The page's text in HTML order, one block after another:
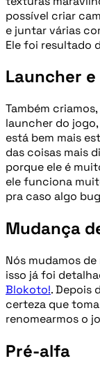
possível criar
e juntar várias
Ele foi resultado
Launcher
Também
launcher do
está bem mais
das coisas mais
porque ele é
ele funciona
pra caso algo
Mudança
Nós mudamos
isso já foi
Blokoto!. Depois
certeza que
renomearmos o
Pré-alfa